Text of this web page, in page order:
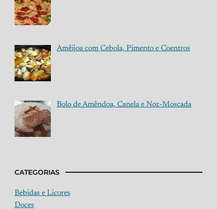
Amêijoa com Cebola, Pimento e Coentros
Bolo de Amêndoa, Canela e Noz-Moscada
CATEGORIAS
Bebidas e Licores
Doces